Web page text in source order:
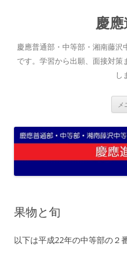
へ
ス
キ
慶
慶應普通部・中等部・湘南藤
です。学習から出願、面接対
し
メ
果物と旬
以下は平成22年の中等部の２